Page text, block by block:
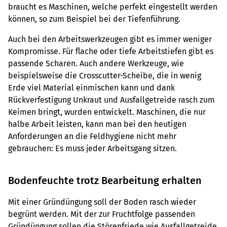
braucht es Maschinen, welche perfekt eingestellt werden
können, so zum Beispiel bei der Tiefenführung.
Auch bei den Arbeitswerkzeugen gibt es immer weniger
Kompromisse. Für flache oder tiefe Arbeitstiefen gibt es
passende Scharen. Auch andere Werkzeuge, wie
beispielsweise die Crosscutter-Scheibe, die in wenig
Erde viel Material einmischen kann und dank
Rückverfestigung Unkraut und Ausfallgetreide rasch zum
Keimen bringt, wurden entwickelt. Maschinen, die nur
halbe Arbeit leisten, kann man bei den heutigen
Anforderungen an die Feldhygiene nicht mehr
gebrauchen: Es muss jeder Arbeitsgang sitzen.
Bodenfeuchte trotz Bearbeitung erhalten
Mit einer Gründüngung soll der Boden rasch wieder
begrünt werden. Mit der zur Fruchtfolge passenden